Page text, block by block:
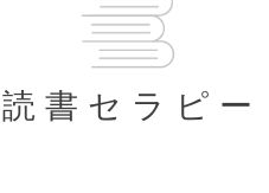
読書セラピー